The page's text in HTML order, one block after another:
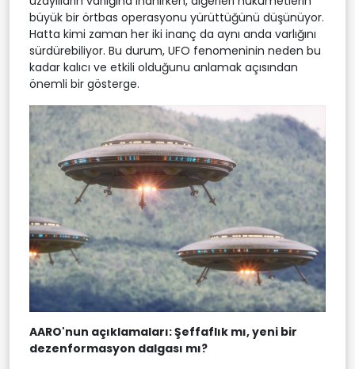
büyük bir örtbas operasyonu yürüttüğünü düşünüyor.
Hatta kimi zaman her iki inanç da aynı anda varlığını
sürdürebiliyor. Bu durum, UFO fenomeninin neden bu
kadar kalıcı ve etkili olduğunu anlamak açısından
önemli bir gösterge.
AARO'nun açıklamaları: Şeffaflık mı, yeni bir
dezenformasyon dalgası mı?